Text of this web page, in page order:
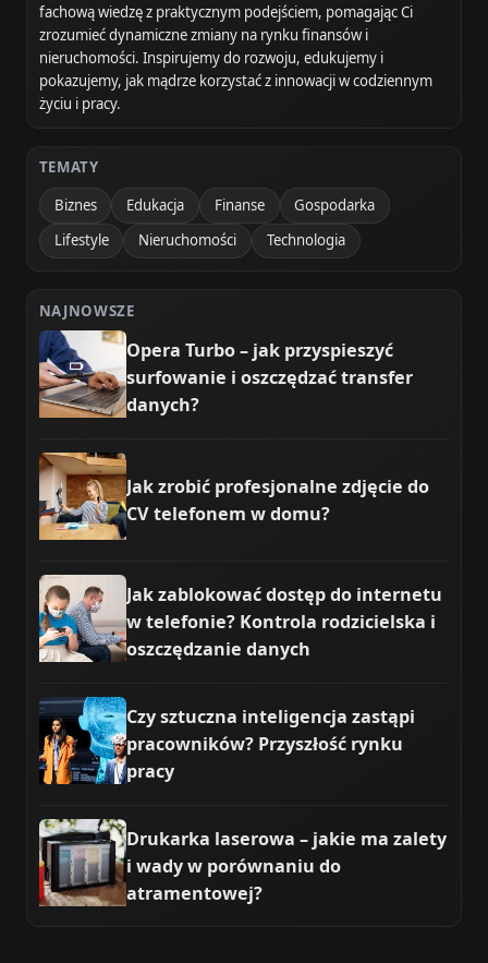
fachową wiedzę z praktycznym podejściem, pomagając Ci
zrozumieć dynamiczne zmiany na rynku finansów i
nieruchomości. Inspirujemy do rozwoju, edukujemy i
pokazujemy, jak mądrze korzystać z innowacji w codziennym
życiu i pracy.
TEMATY
Biznes
Edukacja Finanse
Gospodarka
Lifestyle
Nieruchomości Technologia
NAJNOWSZE
Opera Turbo – jak przyspieszyć
surfowanie i oszczędzać transfer
danych?
Jak zrobić profesjonalne zdjęcie do
CV telefonem w domu?
Jak zablokować dostęp do internetu
w telefonie? Kontrola rodzicielska i
oszczędzanie danych
Czy sztuczna inteligencja zastąpi
pracowników? Przyszłość rynku
pracy
Drukarka laserowa – jakie ma zalety
i wady w porównaniu do
atramentowej?